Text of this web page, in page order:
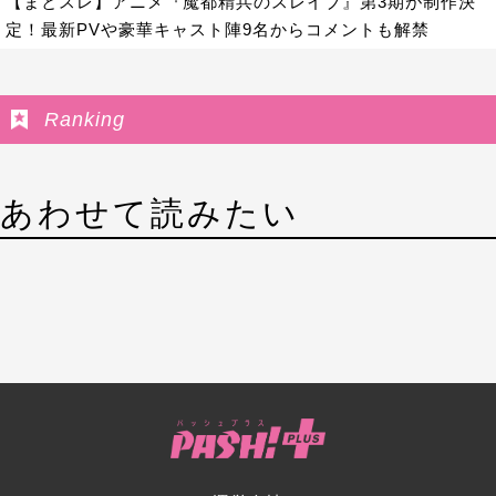
定！最新PVや豪華キャスト陣9名からコメントも解禁
Ranking
あわせて読みたい